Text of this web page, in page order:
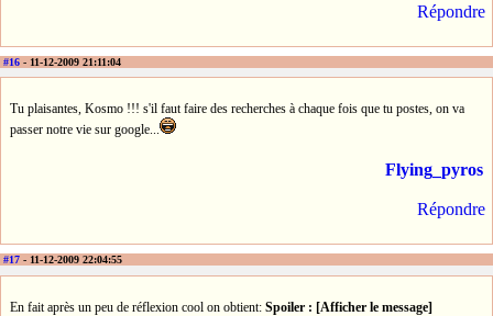
Répondre
#16 - 11-12-2009 21:11:04
Tu plaisantes, Kosmo !!! s'il faut faire des recherches à chaque fois que tu postes, on va
passer notre vie sur google...
Flying_pyros
Répondre
#17 - 11-12-2009 22:04:55
En fait après un peu de réflexion cool on obtient: Spoiler : [Afficher le message]